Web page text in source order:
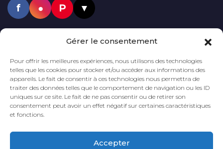
Gérer le consentement
Pour offrir les meilleures expériences, nous utilisons des technologies
telles que les cookies pour stocker et/ou accéder aux informations des
appareils. Le fait de consentir à ces technologies nous permettra de
traiter des données telles que le comportement de navigation ou les ID
uniques sur ce site. Le fait de ne pas consentir ou de retirer son
consentement peut avoir un effet négatif sur certaines caractéristiques
et fonctions.
Accepter
f ● P ▼
LIVRAISON GRATUITEDÈS 60€
D'ACHAT*
*En France métropolitaine
DÉLAI DE LIVRAISON 2 à 5 JOURS